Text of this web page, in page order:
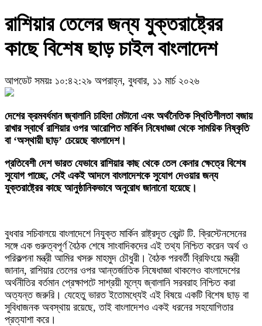
রাশিয়ার তেলের জন্য যুক্তরাষ্ট্রের
কাছে বিশেষ ছাড় চাইল বাংলাদেশ
আপডেট সময়ঃ ১০:৪২:২৯ অপরাহ্ন, বুধবার, ১১ মার্চ ২০২৬
দেশের ক্রমবর্ধমান জ্বালানি চাহিদা মেটানো এবং অর্থনৈতিক স্থিতিশীলতা বজায়
রাখার স্বার্থে রাশিয়ার ওপর আরোপিত মার্কিন নিষেধাজ্ঞা থেকে সাময়িক নিষ্কৃতি
বা ‘অস্থায়ী ছাড়’ চেয়েছে বাংলাদেশ।
প্রতিবেশী দেশ ভারত যেভাবে রাশিয়ার কাছ থেকে তেল কেনার ক্ষেত্রে বিশেষ
সুযোগ পাচ্ছে, সেই একই আদলে বাংলাদেশকে সুযোগ দেওয়ার জন্য
যুক্তরাষ্ট্রের কাছে আনুষ্ঠানিকভাবে অনুরোধ জানানো হয়েছে।
বুধবার সচিবালয়ে বাংলাদেশে নিযুক্ত মার্কিন রাষ্ট্রদূত ব্রেন্ট টি. ক্রিস্টেনসেনের
সঙ্গে এক গুরুত্বপূর্ণ বৈঠক শেষে সাংবাদিকদের এই তথ্য নিশ্চিত করেন অর্থ ও
পরিকল্পনা মন্ত্রী আমির খসরু মাহমুদ চৌধুরী। বৈঠক পরবর্তী ব্রিফিংয়ে মন্ত্রী
জানান, রাশিয়ার তেলের ওপর আন্তর্জাতিক নিষেধাজ্ঞা থাকলেও বাংলাদেশের
অর্থনীতির বর্তমান প্রেক্ষাপটে সাশ্রয়ী মূল্যে জ্বালানি সরবরাহ নিশ্চিত করা
অত্যন্ত জরুরি। যেহেতু ভারত ইতোমধ্যেই এই বিষয়ে একটি বিশেষ ছাড় বা
সুবিধাজনক অবস্থায় রয়েছে, তাই বাংলাদেশও একই ধরনের সহযোগিতার
প্রত্যাশা করে।